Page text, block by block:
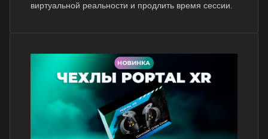
виртуальной реальности и продлить время сессии.